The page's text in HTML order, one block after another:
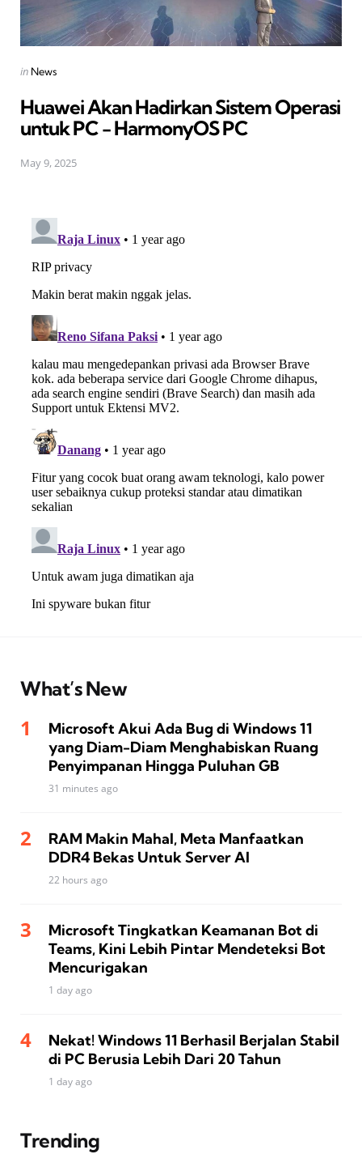
Posted
in News
Huawei Akan Hadirkan Sistem Operasi
untuk PC - HarmonyOS PC
May 9, 2025
What’s New
Microsoft Akui Ada Bug di Windows 11
yang Diam-Diam Menghabiskan Ruang
Penyimpanan Hingga Puluhan GB
31 minutes ago
RAM Makin Mahal, Meta Manfaatkan
DDR4 Bekas Untuk Server AI
22 hours ago
Microsoft Tingkatkan Keamanan Bot di
Teams, Kini Lebih Pintar Mendeteksi Bot
Mencurigakan
1 day ago
Nekat! Windows 11 Berhasil Berjalan Stabil
di PC Berusia Lebih Dari 20 Tahun
1 day ago
Trending